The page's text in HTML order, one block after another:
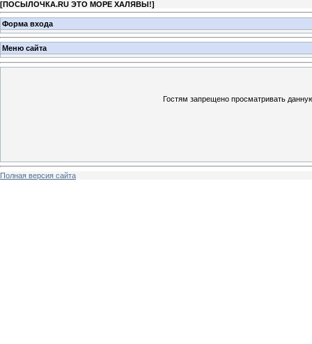
[ПОСЫЛОЧКА.RU ЭТО МОРЕ ХАЛЯВЫ!]
Форма входа
Меню сайта
Гостям запрещено просматривать
Полная версия сайта